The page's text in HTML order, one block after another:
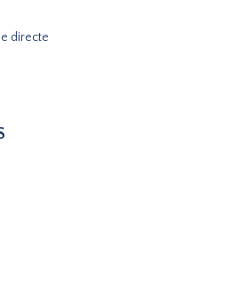
directe